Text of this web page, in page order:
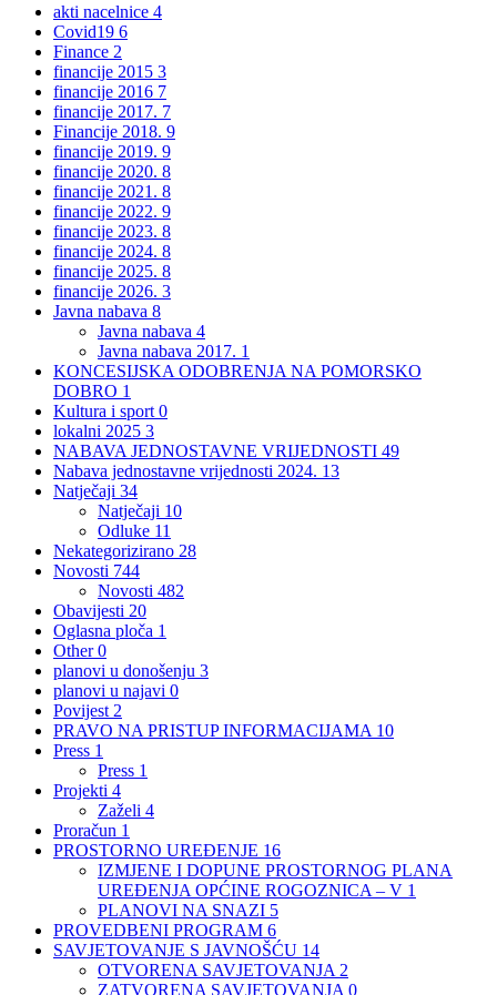
akti nacelnice 4
Covid19 6
Finance 2
financije 2015 3
financije 2016 7
financije 2017. 7
Financije 2018. 9
financije 2019. 9
financije 2020. 8
financije 2021. 8
financije 2022. 9
financije 2023. 8
financije 2024. 8
financije 2025. 8
financije 2026. 3
Javna nabava 8
Javna nabava 4
Javna nabava 2017. 1
KONCESIJSKA ODOBRENJA NA POMORSKO
DOBRO 1
Kultura i sport 0
lokalni 2025 3
NABAVA JEDNOSTAVNE VRIJEDNOSTI 49
Nabava jednostavne vrijednosti 2024. 13
Natječaji 34
Natječaji 10
Odluke 11
Nekategorizirano 28
Novosti 744
Novosti 482
Obavijesti 20
Oglasna ploča 1
Other 0
planovi u donošenju 3
planovi u najavi 0
Povijest 2
PRAVO NA PRISTUP INFORMACIJAMA 10
Press 1
Press 1
Projekti 4
Zaželi 4
Proračun 1
PROSTORNO UREĐENJE 16
IZMJENE I DOPUNE PROSTORNOG PLANA
UREĐENJA OPĆINE ROGOZNICA – V 1
PLANOVI NA SNAZI 5
PROVEDBENI PROGRAM 6
SAVJETOVANJE S JAVNOŠĆU 14
OTVORENA SAVJETOVANJA 2
ZATVORENA SAVJETOVANJA 0